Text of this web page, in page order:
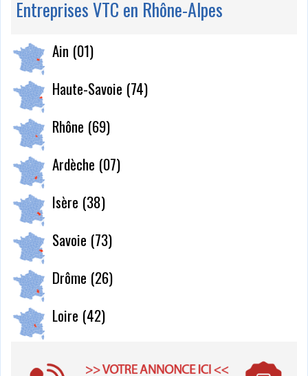
Entreprises VTC en Rhône-Alpes
Ain (01)
Haute-Savoie (74)
Rhône (69)
Ardèche (07)
Isère (38)
Savoie (73)
Drôme (26)
Loire (42)